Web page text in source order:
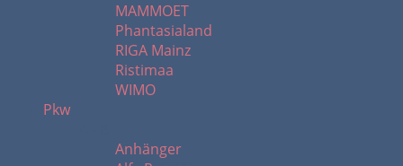
MAMMOET
Phantasialand
RIGA Mainz
Ristimaa
WIMO
Pkw
Anhänger